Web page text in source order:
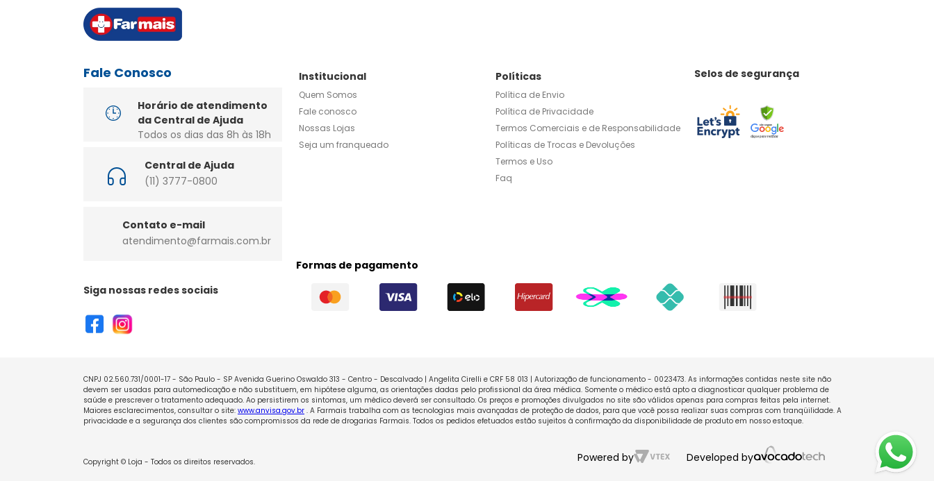
Fale Conosco
Horário de atendimento
da Central de Ajuda
Todos os dias das 8h às 18h
Central de Ajuda
(11) 3777-0800
Contato e-mail
atendimento@farmais.com.br
Siga nossas redes sociais
Institucional
Quem Somos
Fale conosco
Nossas Lojas
Seja um franqueado
Políticas
Política de Envio
Política de Privacidade
Termos Comerciais e de Responsabilidade
Políticas de Trocas e Devoluções
Termos e Uso
Faq
Selos de segurança
Formas de pagamento
CNPJ 02.560.731/0001-17 - São Paulo - SP Avenida Guerino Oswaldo 313 - Centro - Descalvado | Angelita Cirelli e CRF 58 013 | Autorização de funcionamento - 0023473. As informações contidas neste site não
devem ser usadas para automedicação e não substituem, em hipótese alguma, as orientações dadas pelo profissional da área médica. Somente o médico está apto a diagnosticar qualquer problema de
saúde e prescrever o tratamento adequado. Ao persistirem os sintomas, um médico deverá ser consultado. Os preços e promoções divulgados no site são válidos apenas para compras feitas pela internet.
Maiores esclarecimentos, consultar o site: www.anvisa.gov.br . A Farmais trabalha com as tecnologias mais avançadas de proteção de dados, para que você possa realizar suas compras com tranqüilidade. A
privacidade e a segurança dos clientes são compromissos da rede de drogarias Farmais. Todos os pedidos efetuados estão sujeitos à confirmação da disponibilidade de produto em nosso estoque.
Copyright © Loja - Todos os direitos reservados. Powered by Developed by